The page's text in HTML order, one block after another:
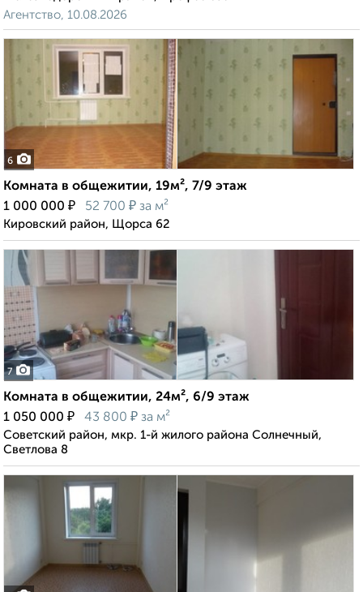
Агентство, 10.08.2026
6
Комната в общежитии, 19м², 7/9 этаж
1 000 000 ₽ 52 700 ₽ за м²
Кировский район, Щорса 62
7
Комната в общежитии, 24м², 6/9 этаж
1 050 000 ₽ 43 800 ₽ за м²
Советский район, мкр. 1-й жилого района Солнечный,
Светлова 8